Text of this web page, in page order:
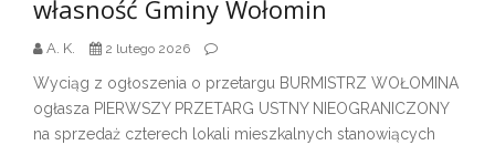
własność Gminy Wołomin
A. K. 2 lutego 2026
Wyciąg z ogłoszenia o przetargu BURMISTRZ WOŁOMINA
ogłasza PIERWSZY PRZETARG USTNY NIEOGRANICZONY
na sprzedaż czterech lokali mieszkalnych stanowiących